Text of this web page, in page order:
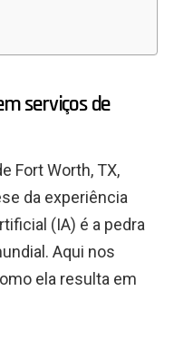
serviços de
Fort Worth, TX,
da experiência
(IA) é a pedra
Aqui nos
ela resulta em